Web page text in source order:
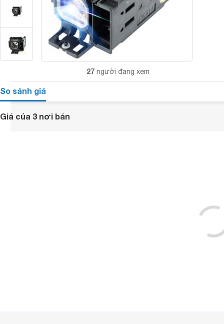
27 người đang xem
So sánh giá
Giá của 3 nơi bán